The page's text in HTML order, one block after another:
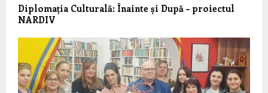
Diplomația Culturală: Înainte și După – proiectul
NARDIV